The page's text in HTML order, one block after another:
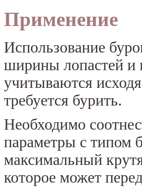
Применение
Использование
ширины лопастей и
учитываются
требуется бурить.
Необходимо
параметры с типом
максимальный
которое может